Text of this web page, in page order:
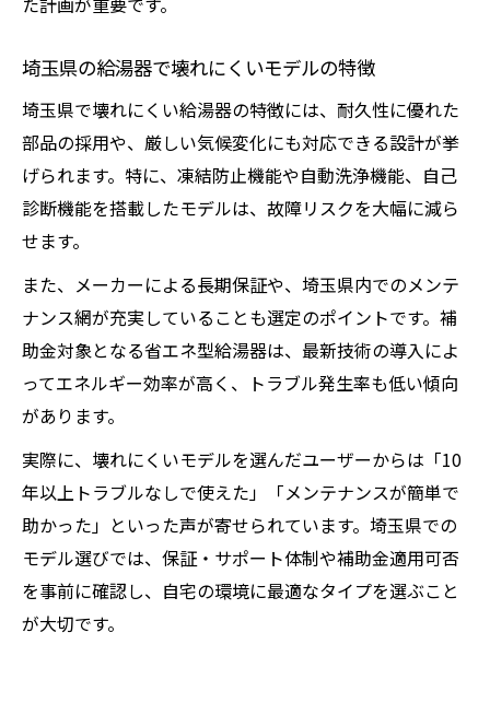
埼玉県の給湯器で壊れにくいモデルの特徴
埼玉県で壊れにくい給湯器の特徴には、耐久性に優れた
部品の採用や、厳しい気候変化にも対応できる設計が挙
げられます。特に、凍結防止機能や自動洗浄機能、自己
診断機能を搭載したモデルは、故障リスクを大幅に減ら
せます。
また、メーカーによる長期保証や、埼玉県内でのメンテ
ナンス網が充実していることも選定のポイントです。補
助金対象となる省エネ型給湯器は、最新技術の導入によ
ってエネルギー効率が高く、トラブル発生率も低い傾向
があります。
実際に、壊れにくいモデルを選んだユーザーからは「10
年以上トラブルなしで使えた」「メンテナンスが簡単で
助かった」といった声が寄せられています。埼玉県での
モデル選びでは、保証・サポート体制や補助金適用可否
を事前に確認し、自宅の環境に最適なタイプを選ぶこと
が大切です。